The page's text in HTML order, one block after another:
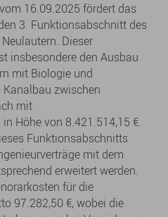
16.09.2025 fördert das
3. Funktionsabschnitt des
Dieser
insbesondere den Ausbau
mit Biologie und
zwischen
mit
Höhe von 8.421.514,15 €.
Funktionsabschnitts
mit dem
erweitert werden.
für die
97.282,50 €, wobei die